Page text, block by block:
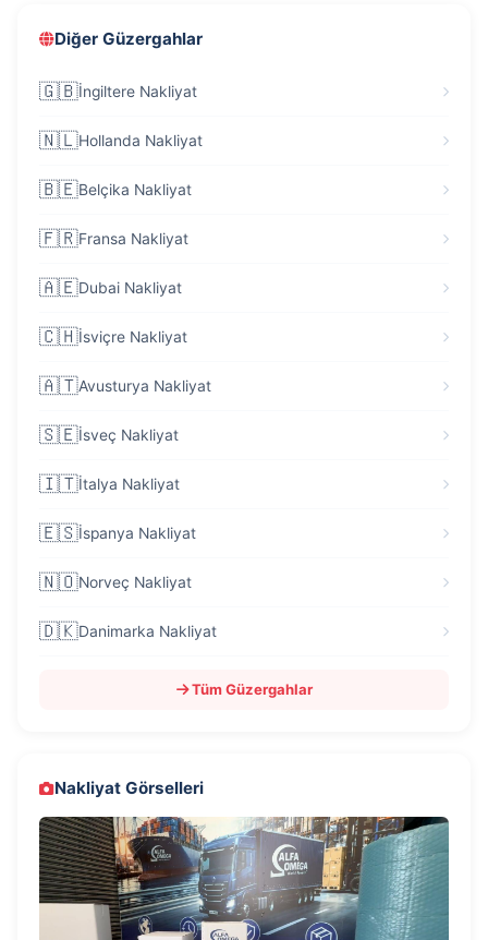
Diğer Güzergahlar
🇬🇧İngiltere Nakliyat
🇳🇱Hollanda Nakliyat
🇧🇪Belçika Nakliyat
🇫🇷Fransa Nakliyat
🇦🇪Dubai Nakliyat
🇨🇭İsviçre Nakliyat
🇦🇹Avusturya Nakliyat
🇸🇪İsveç Nakliyat
🇮🇹İtalya Nakliyat
🇪🇸İspanya Nakliyat
🇳🇴Norveç Nakliyat
🇩🇰Danimarka Nakliyat
Tüm Güzergahlar
Nakliyat Görselleri